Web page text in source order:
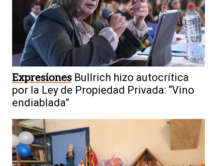
Expresiones Bullrich hizo autocrítica
por la Ley de Propiedad Privada: “Vino
endiablada”